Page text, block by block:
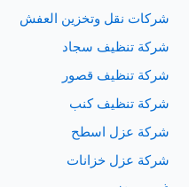
شركات نقل وتخزين العفش
شركة تنظيف سجاد
شركة تنظيف قصور
شركة تنظيف كنب
شركة عزل اسطح
شركة عزل خزانات